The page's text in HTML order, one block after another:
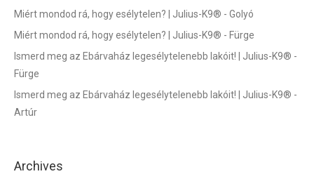
Miért mondod rá, hogy esélytelen? | Julius-K9® - Golyó
Miért mondod rá, hogy esélytelen? | Julius-K9® - Fürge
Ismerd meg az Ebárvaház legesélytelenebb lakóit! | Julius-K9® -
Fürge
Ismerd meg az Ebárvaház legesélytelenebb lakóit! | Julius-K9® -
Artúr
Archives